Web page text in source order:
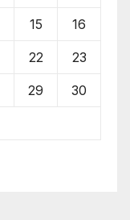
15 16
22 23
29 30